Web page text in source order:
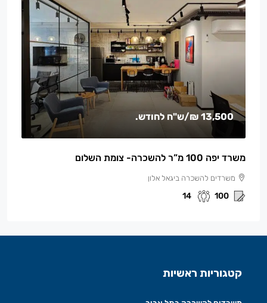
13,500 ₪ /ש"ח לחודש.
משרד יפה 100 מ”ר להשכרה- צומת השלום
משרדים להשכרה ביגאל אלון
100
14
קטגוריות ראשיות